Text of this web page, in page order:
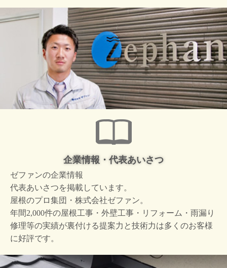
企業情報・代表あいさつ
ゼファンの企業情報
代表あいさつを掲載しています。
屋根のプロ集団・株式会社ゼファン。
年間2,000件の屋根工事・外壁工事・リフォーム・雨漏り
修理等の実績が裏付ける提案力と技術力は多くのお客様
に好評です。